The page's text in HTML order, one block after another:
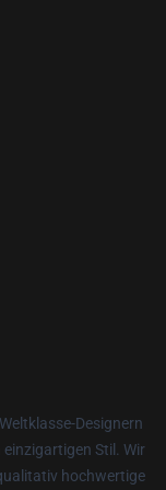
Designern
Stil. Wir
hochwertige